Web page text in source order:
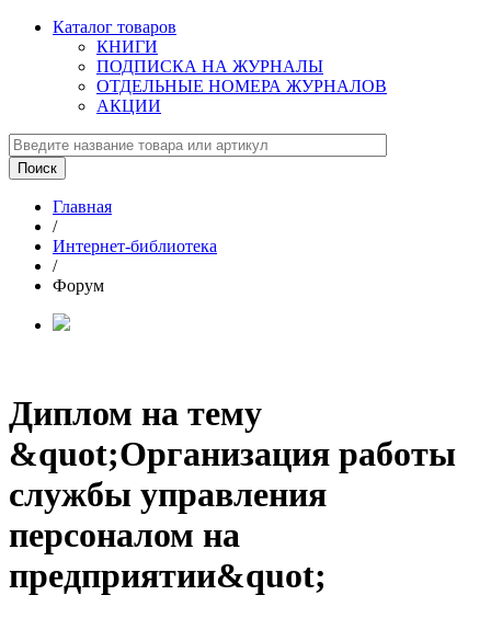
Каталог товаров
КНИГИ
ПОДПИСКА НА ЖУРНАЛЫ
ОТДЕЛЬНЫЕ НОМЕРА ЖУРНАЛОВ
АКЦИИ
Главная
/
Интернет-библиотека
/
Форум
Диплом на тему
&quot;Организация работы
службы управления
персоналом на
предприятии&quot;